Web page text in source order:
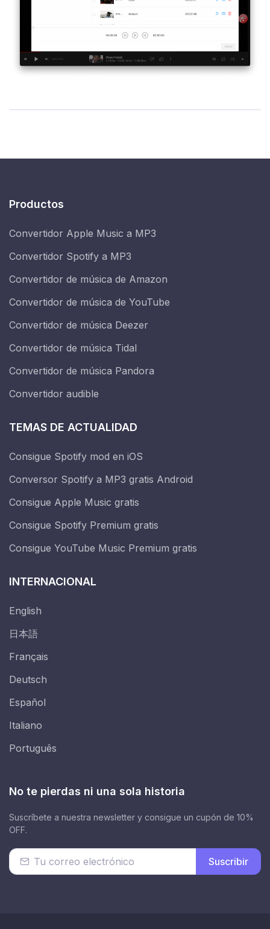
Productos
Convertidor Apple Music a MP3
Convertidor Spotify a MP3
Convertidor de música de Amazon
Convertidor de música de YouTube
Convertidor de música Deezer
Convertidor de música Tidal
Convertidor de música Pandora
Convertidor audible
TEMAS DE ACTUALIDAD
Consigue Spotify mod en iOS
Conversor Spotify a MP3 gratis Android
Consigue Apple Music gratis
Consigue Spotify Premium gratis
Consigue YouTube Music Premium gratis
INTERNACIONAL
English
日本語
Français
Deutsch
Español
Italiano
Português
No te pierdas ni una sola historia
Suscríbete a nuestra newsletter y consigue un cupón de 10%
OFF.
Suscribir